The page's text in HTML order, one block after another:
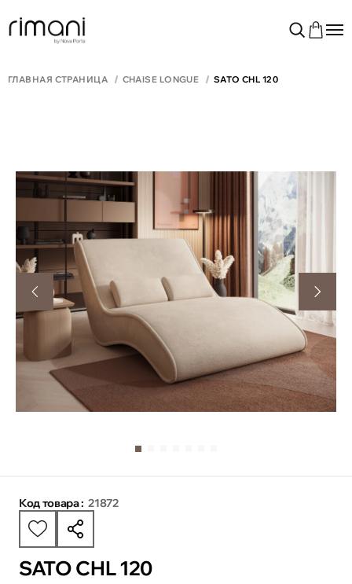
ГЛАВНАЯ СТРАНИЦА CHAISE LONGUE SATO CHL 120
Код товара : 21872
SATO CHL 120